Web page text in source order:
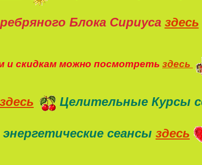
Блока Сириуса здесь
и скидкам можно посмотреть здесь
здесь Целительные Курсы
сеансы здесь